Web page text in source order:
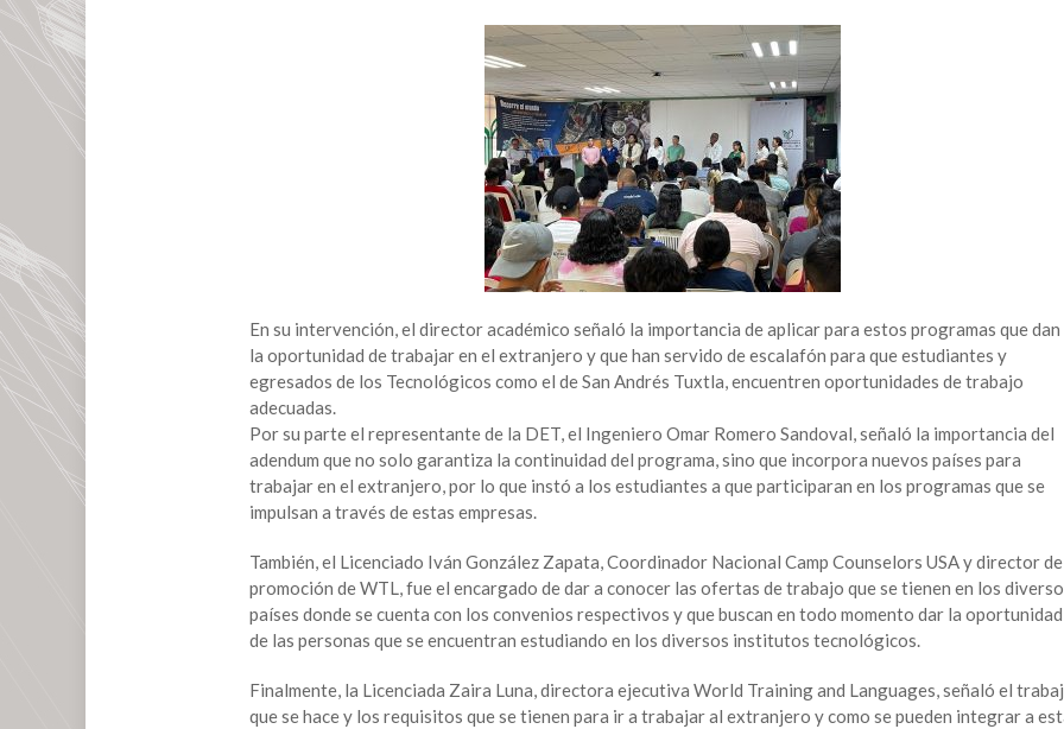
internacionalizaciónEn su intervención, el director académico señaló la importancia de aplicar para estos programas que dan
la oportunidad de trabajar en el extranjero y que han servido de escalafón para que estudiantes y
egresados de los Tecnológicos como el de San Andrés Tuxtla, encuentren oportunidades de trabajo
adecuadas.
Por su parte el representante de la DET, el Ingeniero Omar Romero Sandoval, señaló la importancia del
adendum que no solo garantiza la continuidad del programa, sino que incorpora nuevos países para
trabajar en el extranjero, por lo que instó a los estudiantes a que participaran en los programas que se
impulsan a través de estas empresas.
También, el Licenciado Iván González Zapata, Coordinador Nacional Camp Counselors USA y director de
promoción de WTL, fue el encargado de dar a conocer las ofertas de trabajo que se tienen en los
países donde se cuenta con los convenios respectivos y que buscan en todo momento dar la oportunidad
de las personas que se encuentran estudiando en los diversos institutos tecnológicos.
Finalmente, la Licenciada Zaira Luna, directora ejecutiva World Training and Languages, señaló el
que se hace y los requisitos que se tienen para ir a trabajar al extranjero y como se pueden integrar a